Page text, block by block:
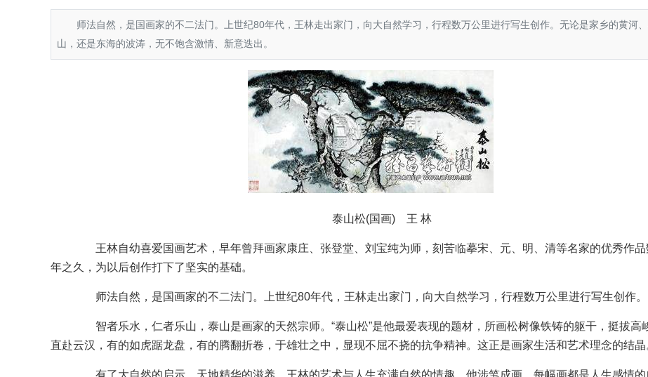
师法自然，是国画家的不二法门。上世纪80年代，王林走出家门，向大自然学习，行程数万公里进行写生创作。无论是家乡的黄河
山，还是东海的波涛，无不饱含激情、新意迭出。
泰山松(国画) 王 林
王林自幼喜爱国画艺术，早年曾拜画家康庄、张登堂、刘宝纯为师，刻苦临摹宋、元、明、清等名家的优秀作品
年之久，为以后创作打下了坚实的基础。
师法自然，是国画家的不二法门。上世纪80年代，王林走出家门，向大自然学习，行程数万公里进行写生创作。
智者乐水，仁者乐山，泰山是画家的天然宗师。“泰山松”是他最爱表现的题材，所画松树像铁铸的躯干，挺拔高
直赴云汉，有的如虎踞龙盘，有的腾翻折卷，于雄壮之中，显现不屈不挠的抗争精神。这正是画家生活和艺术理念的结晶
有了大自然的启示，天地精华的滋养，王林的艺术与人生充满自然的情趣。他涉笔成画，每幅画都是人生感情的